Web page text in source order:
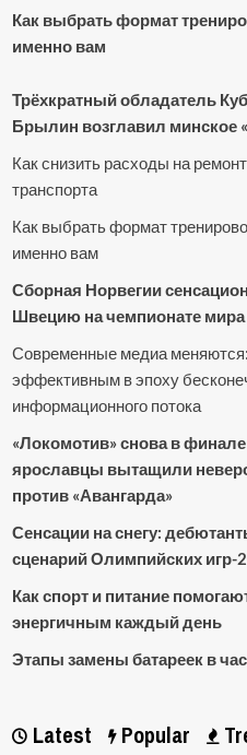
Как выбрать формат
именно вам
Трёхкратный обладатель
Брылин возглавил минское
Как снизить расходы на
транспорта
Как выбрать формат
именно вам
Сборная Норвегии
Швецию на чемпионате мира
Современные медиа меняются:
эффективным в эпоху
информационного потока
«Локомотив» снова в финале
ярославцы вытащили
против «Авангарда»
Сенсации на снегу:
сценарий Олимпийских игр-
Как спорт и питание
энергичным каждый день
Этапы замены батареек в
Latest Popular